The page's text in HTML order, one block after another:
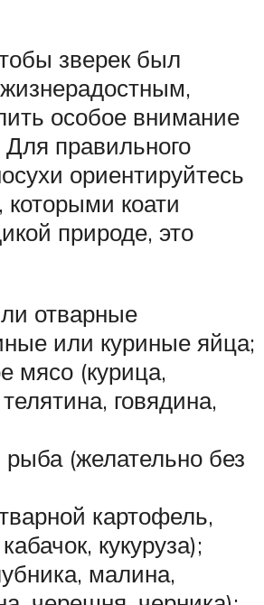
зверек был
особое внимание
Для правильного
ориентируйтесь
которыми коати
природе, это
отварные
или куриные яйца;
мясо (курица,
говядина,
рыба (желательно без
картофель,
кукуруза);
малина,